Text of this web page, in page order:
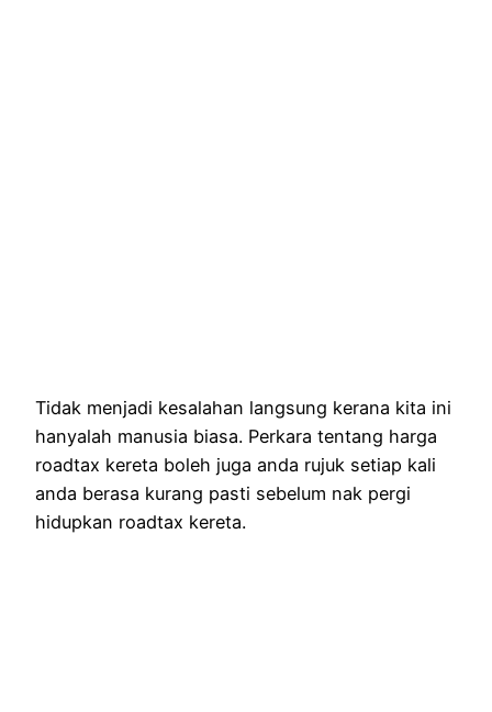
Tidak menjadi kesalahan langsung kerana kita ini
hanyalah manusia biasa. Perkara tentang harga
roadtax kereta boleh juga anda rujuk setiap kali
anda berasa kurang pasti sebelum nak pergi
hidupkan roadtax kereta.